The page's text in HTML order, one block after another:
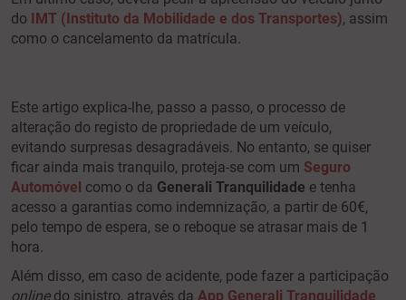
do
IMT (Instituto da Mobilidade e dos Transportes), assim
como o cancelamento da matrícula.
Este artigo explica-lhe, passo a passo, o processo de
alteração do registo de propriedade de um veículo,
evitando surpresas desagradáveis. No entanto, se quiser
ficar ainda mais tranquilo, proteja-se com um Seguro
Automóvel como o da Generali Tranquilidade e tenha
acesso a garantias como indemnização, a partir de 60€,
pelo tempo de espera, se o reboque se atrasar mais de 1
hora.
Além disso, em caso de acidente, pode fazer a participação
onlinedo sinistro, através da App Generali Tranquilidade